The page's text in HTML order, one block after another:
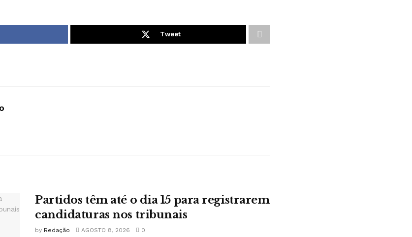
Tweet
Partidos têm até o dia 15 para registrarem
candidaturas nos tribunais
by Redação AGOSTO 8, 2026 0